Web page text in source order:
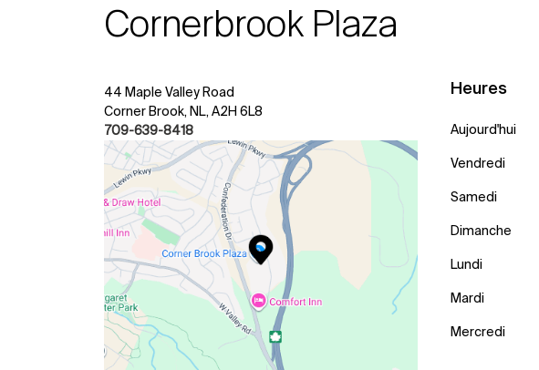
Cornerbrook Plaza
44 Maple Valley Road
Corner Brook, NL, A2H 6L8
709-639-8418
Heures
Aujourd'hui
Vendredi
Samedi
Dimanche
Lundi
Mardi
Mercredi